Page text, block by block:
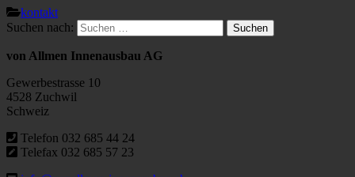
kontakt
Suchen nach:
von Allmen Innenausbau AG
Gewerbestrasse 10
4528 Zuchwil
Schweiz
Telefon 032 685 44 24
Telefax 032 685 57 23